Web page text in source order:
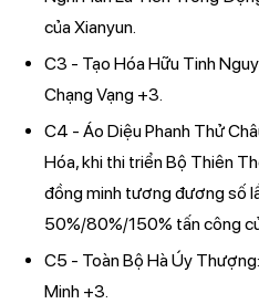
của Xianyun.
C3 - Tạo Hóa Hữu Tinh
Chạng Vạng +3.
C4 - Áo Diệu Phanh Thử
Hóa, khi thi triển Bộ Thiên
đồng minh tương đương số
50%/80%/150% tấn công
C5 - Toàn Bộ Hà Úy
Minh +3.